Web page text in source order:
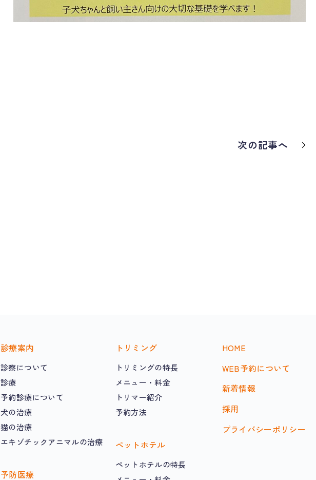
次の記事へ
診療案内
診察について
診療
予約診療について
犬の治療
猫の治療
エキゾチックアニマルの治療
予防医療
トリミング
トリミングの特長
メニュー・料金
トリマー紹介
予約方法
ペットホテル
ペットホテルの特長
HOME
WEB予約について
新着情報
採用
プライバシーポリシー